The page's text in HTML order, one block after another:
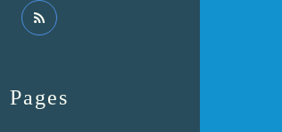
Pages